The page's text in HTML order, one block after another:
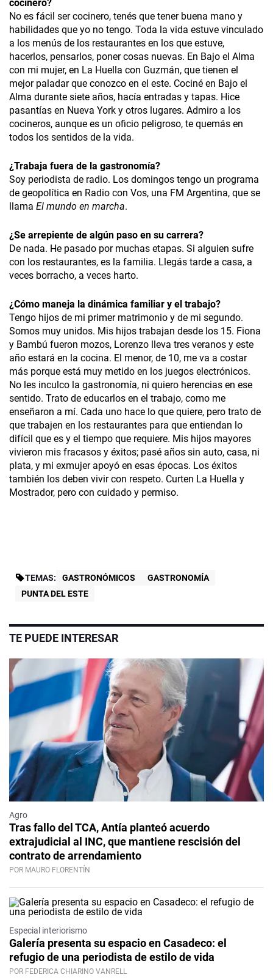
cocinero?
No es fácil ser cocinero, tenés que tener buena mano y
habilidades que yo no tengo. Toda la vida estuve vinculado
a los menús de los restaurantes en los que estuve,
hacerlos, pensarlos, poner cosas nuevas. En Bajo el Alma
con mi mujer, en La Huella con Guzmán, que tienen el
mejor paladar que conozco en el este. Cociné en Bajo el
Alma durante siete años, hacía entradas y tapas. Hice
pasantías en Nueva York y otros lugares. Admiro a los
cocineros, aunque es un oficio peligroso, te quemás en
todos los sentidos de la vida.
¿Trabaja fuera de la gastronomía?
Soy periodista de radio. Los domingos tengo un programa
de geopolítica en Radio con Vos, una FM Argentina, que se
llama El mundo en marcha.
¿Se arrepiente de algún paso en su carrera?
De nada. He pasado por muchas etapas. Si alguien sufre
con los restaurantes, es la familia. Llegás tarde a casa, a
veces borracho, a veces harto.
¿Cómo maneja la dinámica familiar y el trabajo?
Tengo hijos de mi primer matrimonio y de mi segundo.
Somos muy unidos. Mis hijos trabajan desde los 15. Fiona
y Bambú fueron mozos, Lorenzo lleva tres veranos y este
año estará en la cocina. El menor, de 10, me va a costar
más porque está muy metido en los juegos electrónicos.
No les inculco la gastronomía, ni quiero herencias en ese
sentido. Trato de educarlos en el trabajo, como me
enseñaron a mí. Cada uno hace lo que quiere, pero trato de
que trabajen en los restaurantes para que entiendan lo
difícil que es y el tiempo que requiere. Mis hijos mayores
vivieron mis fracasos y éxitos; pasé años sin auto, casa, ni
plata, y mi exmujer apoyó en esas épocas. Los éxitos
también los deben vivir con respeto. Curten La Huella y
Mostrador, pero con cuidado y permiso.
TEMAS: GASTRONÓMICOS
GASTRONOMÍA
PUNTA DEL ESTE
TE PUEDE INTERESAR
Agro
Tras fallo del TCA, Antía planteó acuerdo
extrajudicial al INC, que mantiene rescisión del
contrato de arrendamiento
POR MAURO FLORENTÍN
Especial interiorismo
Galería presenta su espacio en Casadeco: el
refugio de una periodista de estilo de vida
POR FEDERICA CHIARINO VANRELL